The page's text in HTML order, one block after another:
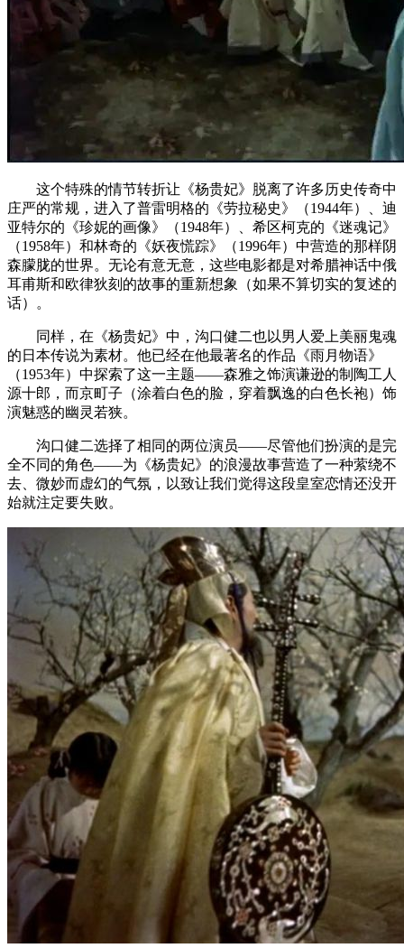
这个特殊的情节转折让《杨贵妃》脱离了许多历史传奇中
庄严的常规，进入了普雷明格的《劳拉秘史》（1944年）、迪
亚特尔的《珍妮的画像》（1948年）、希区柯克的《迷魂记》
（1958年）和林奇的《妖夜慌踪》（1996年）中营造的那样阴
森朦胧的世界。无论有意无意，这些电影都是对希腊神话中俄
耳甫斯和欧律狄刻的故事的重新想象（如果不算切实的复述的
话）。
同样，在《杨贵妃》中，沟口健二也以男人爱上美丽鬼魂
的日本传说为素材。他已经在他最著名的作品《雨月物语》
（1953年）中探索了这一主题——森雅之饰演谦逊的制陶工人
源十郎，而京町子（涂着白色的脸，穿着飘逸的白色长袍）饰
演魅惑的幽灵若狭。
沟口健二选择了相同的两位演员——尽管他们扮演的是完
全不同的角色——为《杨贵妃》的浪漫故事营造了一种萦绕不
去、微妙而虚幻的气氛，以致让我们觉得这段皇室恋情还没开
始就注定要失败。